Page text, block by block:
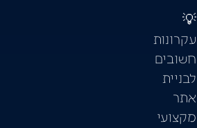
💡
עקרונות
חשובים
לבניית
אתר
מקצועי